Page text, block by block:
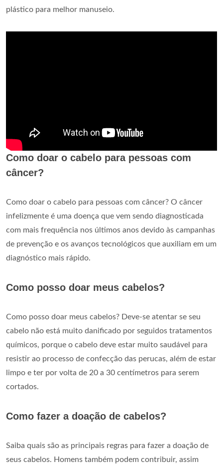
plástico para melhor manuseio.
Como doar o cabelo para pessoas com
câncer?
Como doar o cabelo para pessoas com câncer? O câncer
infelizmente é uma doença que vem sendo diagnosticada
com mais frequência nos últimos anos devido às campanhas
de prevenção e os avanços tecnológicos que auxiliam em um
diagnóstico mais rápido.
Como posso doar meus cabelos?
Como posso doar meus cabelos? Deve-se atentar se seu
cabelo não está muito danificado por seguidos tratamentos
químicos, porque o cabelo deve estar muito saudável para
resistir ao processo de confecção das perucas, além de estar
limpo e ter por volta de 20 a 30 centímetros para serem
cortados.
Como fazer a doação de cabelos?
Saiba quais são as principais regras para fazer a doação de
seus cabelos. Homens também podem contribuir, assim